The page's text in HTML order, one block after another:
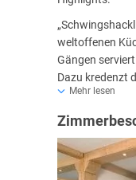
weltoffenen
Gängen
Dazu kredenzt
Öffnungszeiten
Mittwoch bis
Mehr lesen